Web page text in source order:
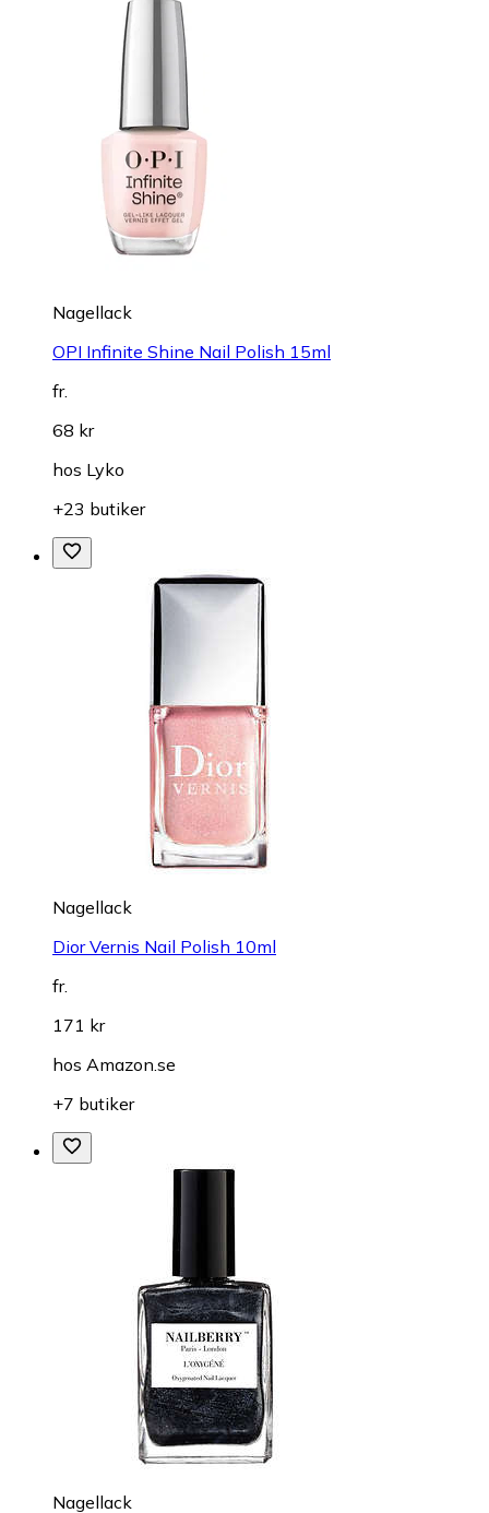
Nagellack
OPI Infinite Shine Nail Polish 15ml
fr.
68 kr
hos Lyko
+23 butiker
Nagellack
Dior Vernis Nail Polish 10ml
fr.
171 kr
hos Amazon.se
+7 butiker
Nagellack